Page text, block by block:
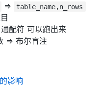
=> table_name,n_rows
配符 可以跑出来
=> 布尔盲注
影响